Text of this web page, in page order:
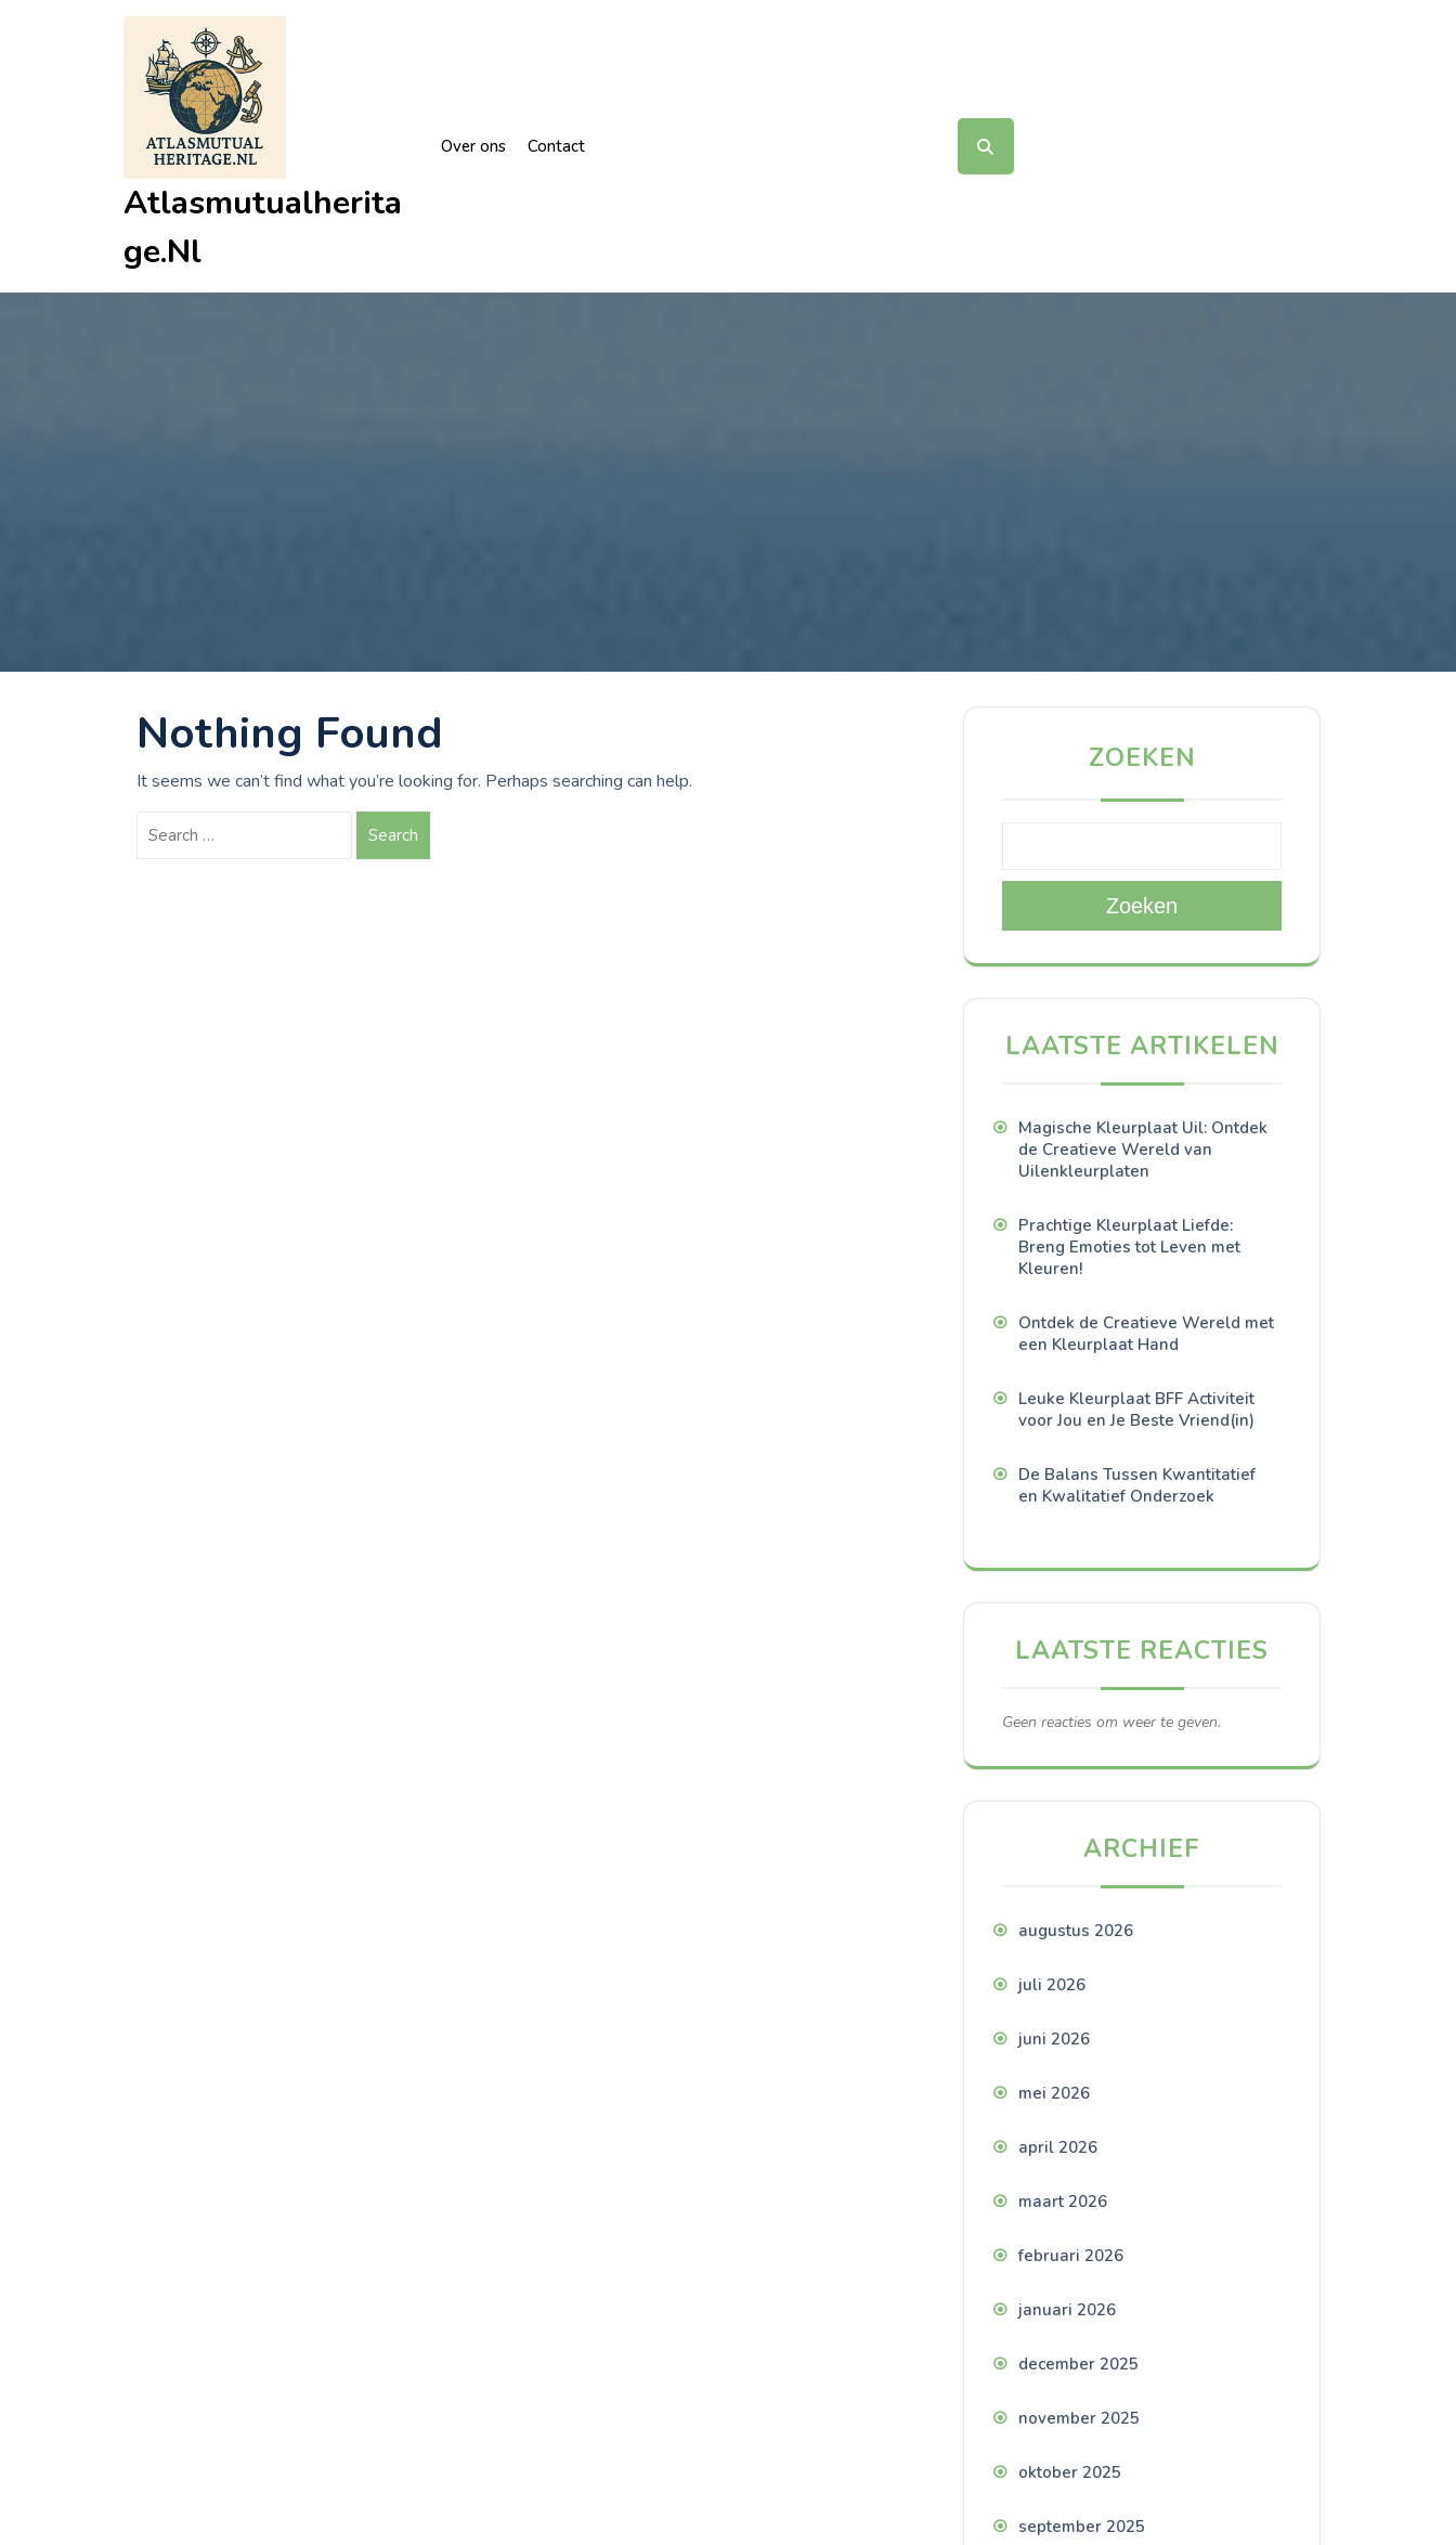
Atlasmutualherita
Ge.nl
Over ons Contact
Nothing Found
It seems we can’t find what you’re looking for. Perhaps searching can help.
Search
ZOEKEN
Zoeken
LAATSTE ARTIKELEN
Magische Kleurplaat Uil: Ontdek
de Creatieve Wereld van
Uilenkleurplaten
Prachtige Kleurplaat Liefde:
Breng Emoties tot Leven met
Kleuren!
Ontdek de Creatieve Wereld met
een Kleurplaat Hand
Leuke Kleurplaat BFF Activiteit
voor Jou en Je Beste Vriend(in)
De Balans Tussen Kwantitatief
en Kwalitatief Onderzoek
LAATSTE REACTIES
Geen reacties om weer te geven.
ARCHIEF
augustus 2026
juli 2026
juni 2026
mei 2026
april 2026
maart 2026
februari 2026
januari 2026
december 2025
november 2025
oktober 2025
september 2025